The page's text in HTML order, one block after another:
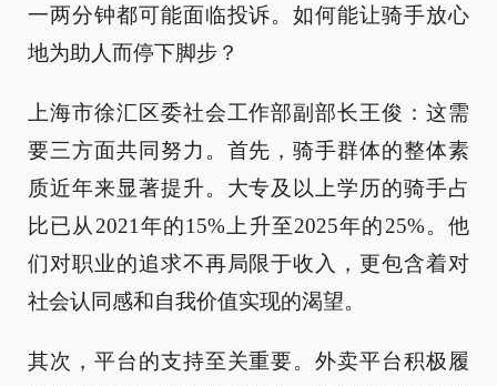
一两分钟都可能面临投诉。如何能让骑手放心
地为助人而停下脚步？
上海市徐汇区委社会工作部副部长王俊：这需
要三方面共同努力。首先，骑手群体的整体素
质近年来显著提升。大专及以上学历的骑手占
比已从2021年的15%上升至2025年的25%。他
们对职业的追求不再局限于收入，更包含着对
社会认同感和自我价值实现的渴望。
其次，平台的支持至关重要。外卖平台积极履